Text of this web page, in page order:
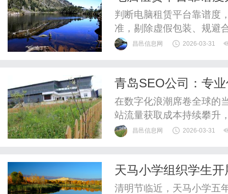
判断电脑租赁平台靠谱度
准，剔除虚假包装、规避
赁，认准核心判断维度，
规资质是平台运营的核心
昌邑信息网 2026-03-31
青岛SEO公司：专
在数字化浪潮席卷全球的
站流量获取成本持续攀升
绩，成为众多企业关注的
名，从而吸引精准用户，
昌邑信息网 2026-03-31
天马小学组织学生
清明节临近，天马小学五